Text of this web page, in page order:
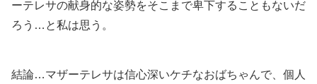
ーテレサの献身的な姿勢をそこまで卑下することもないだ
ろう…と私は思う。
結論…マザーテレサは信心深いケチなおばちゃんで、個人